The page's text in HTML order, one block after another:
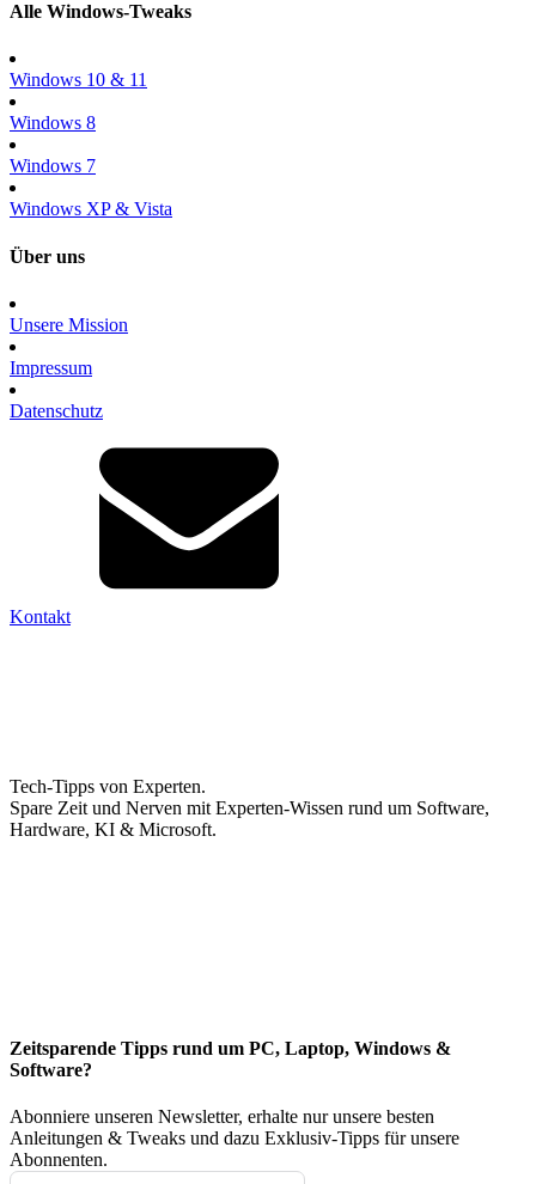
Alle Windows-Tweaks
Windows 10 & 11
Windows 8
Windows 7
Windows XP & Vista
Über uns
Unsere Mission
Impressum
Datenschutz
Kontakt
Tech-Tipps von Experten.
Spare Zeit und Nerven mit Experten-Wissen rund um Software,
Hardware, KI & Microsoft.
Zeitsparende Tipps rund um PC, Laptop, Windows &
Software?
Abonniere unseren Newsletter, erhalte nur unsere besten
Anleitungen & Tweaks und dazu Exklusiv-Tipps für unsere
Abonnenten.